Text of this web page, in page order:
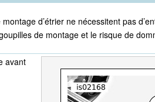
d’étrier ne nécessitent pas
de montage et le risque de
avant